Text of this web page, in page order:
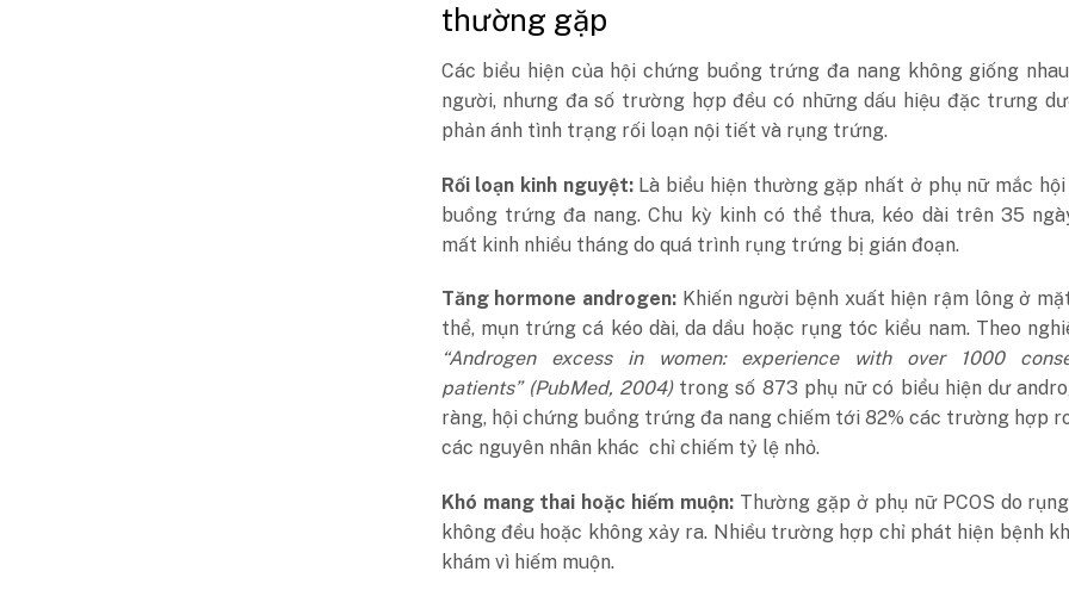
thường gặp
Các biểu hiện của hội chứng buồng trứng đa nang không giống
người, nhưng đa số trường hợp đều có những dấu hiệu đặc trưng
phản ánh tình trạng rối loạn nội tiết và rụng trứng.
Rối loạn kinh nguyệt:Là biểu hiện thường gặp nhất ở phụ nữ mắc
buồng trứng đa nang. Chu kỳ kinh có thể thưa, kéo dài trên 35
mất kinh nhiều tháng do quá trình rụng trứng bị gián đoạn.
Tăng hormone androgen:Khiến người bệnh xuất hiện rậm lông ở
thể, mụn trứng cá kéo dài, da dầu hoặc rụng tóc kiểu nam. Theo
“Androgen excess in women: experience with over 1000
patients” (PubMed, 2004) trong số 873 phụ nữ có biểu hiện dư
ràng, hội chứng buồng trứng đa nang chiếm tới 82% các trường hợp
các nguyên nhân khác chỉ chiếm tỷ lệ nhỏ.
Khó mang thai hoặc hiếm muộn: Thường gặp ở phụ nữ PCOS do
không đều hoặc không xảy ra. Nhiều trường hợp chỉ phát hiện bệnh
khám vì hiếm muộn.